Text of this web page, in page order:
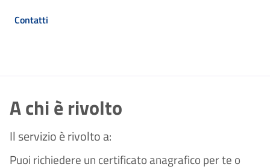
Contatti
A chi è rivolto
Il servizio è rivolto a:
Puoi richiedere un certificato anagrafico per te o